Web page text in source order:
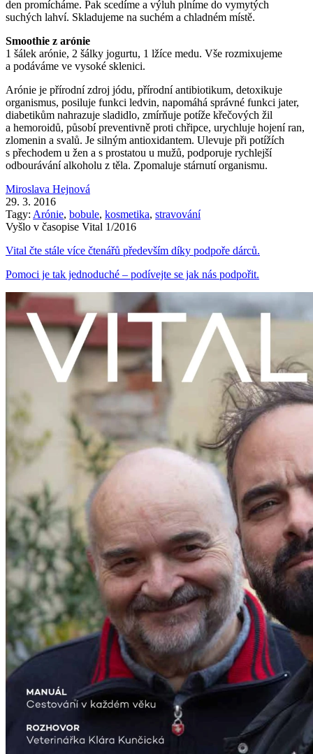
den promícháme. Pak scedíme a výluh plníme do vymytých
suchých lahví. Skladujeme na suchém a chladném místě.
Smoothie z arónie
1 šálek arónie, 2 šálky jogurtu, 1 lžíce medu. Vše rozmixujeme
a podáváme ve vysoké sklenici.
Arónie je přírodní zdroj jódu, přírodní antibiotikum, detoxikuje
organismus, posiluje funkci ledvin, napomáhá správné funkci jater,
diabetikům nahrazuje sladidlo, zmírňuje potíže křečových žil
a hemoroidů, působí preventivně proti chřipce, urychluje hojení ran,
zlomenin a svalů. Je silným antioxidantem. Ulevuje při potížích
s přechodem u žen a s prostatou u mužů, podporuje rychlejší
odbourávání alkoholu z těla. Zpomaluje stárnutí organismu.
Miroslava Hejnová
29. 3. 2016
Tagy: Arónie, bobule, kosmetika, stravování
Vyšlo v časopise Vital 1/2016
Vital čte stále více čtenářů především díky podpoře dárců.
Pomoci je tak jednoduché – podívejte se jak nás podpořit.